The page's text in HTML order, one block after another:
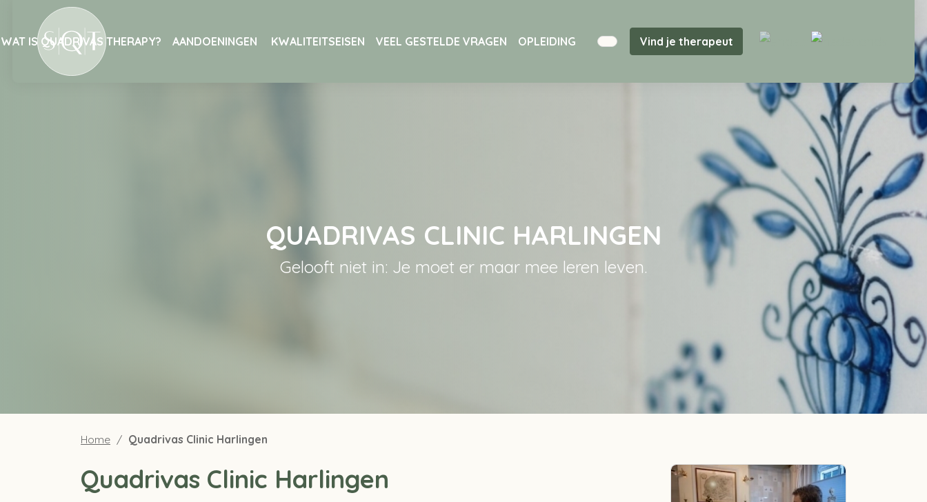
WAT IS QUADRIVAS THERAPY? AANDOENINGEN KWALITEITSEISEN VEEL GESTELDE VRAGEN OPLEIDING Vind je therapeut
QUADRIVAS CLINIC HARLINGEN
Gelooft niet in: Je moet er maar mee leren leven.
Home Quadrivas Clinic Harlingen
Quadrivas Clinic Harlingen